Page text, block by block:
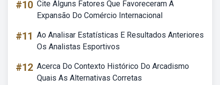
#10 Cite Alguns Fatores Que Favoreceram A
Expansão Do Comércio Internacional
#11 Ao Analisar Estatísticas E Resultados Anteriores
Os Analistas Esportivos
#12 Acerca Do Contexto Histórico Do Arcadismo
Quais As Alternativas Corretas